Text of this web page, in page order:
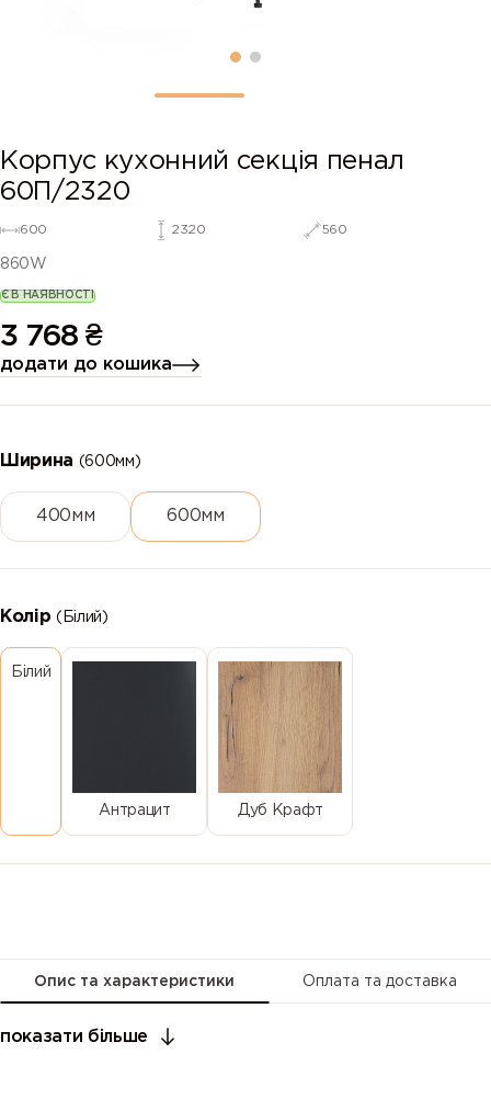
Корпус кухонний секція пенал
60П/2320
600 2320 560
860W
Є В НАЯВНОСТІ
3 768 ₴
додати до кошика
Ширина (600мм)
400мм 600мм
Колір(Білий)
Білий
Антрацит Дуб Крафт
Опис та характеристики Оплата та доставка
показати більше